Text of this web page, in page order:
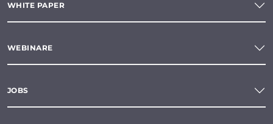
WHITE PAPER
WEBINARE
JOBS